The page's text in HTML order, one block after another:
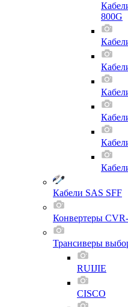
800G
Кабели SAS SFF
Конвертеры
Трансиверы
RUIJIE
CISCO